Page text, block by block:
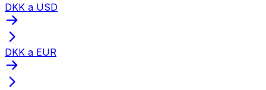
DKK a USD
DKK a EUR